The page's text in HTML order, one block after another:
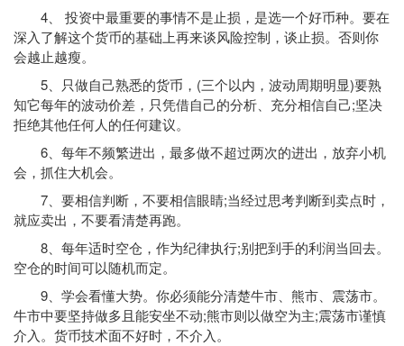
4、 投资中最重要的事情不是止损，是选一个好币种。要在
深入了解这个货币的基础上再来谈风险控制，谈止损。否则你
会越止越瘦。
5、只做自己熟悉的货币，(三个以内，波动周期明显)要熟
知它每年的波动价差，只凭借自己的分析、充分相信自己;坚决
拒绝其他任何人的任何建议。
6、每年不频繁进出，最多做不超过两次的进出，放弃小机
会，抓住大机会。
7、要相信判断，不要相信眼睛;当经过思考判断到卖点时，
就应卖出，不要看清楚再跑。
8、每年适时空仓，作为纪律执行;别把到手的利润当回去。
空仓的时间可以随机而定。
9、学会看懂大势。你必须能分清楚牛市、熊市、震荡市。
牛市中要坚持做多且能安坐不动;熊市则以做空为主;震荡市谨慎
介入。货币技术面不好时，不介入。